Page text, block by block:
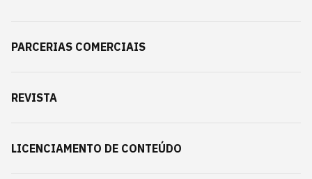
PARCERIAS COMERCIAIS
REVISTA
LICENCIAMENTO DE CONTEÚDO